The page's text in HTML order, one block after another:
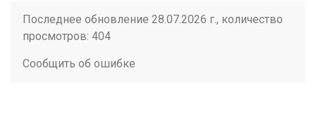
Последнее обновление 28.07.2026 г., количество
просмотров: 404
Сообщить об ошибке